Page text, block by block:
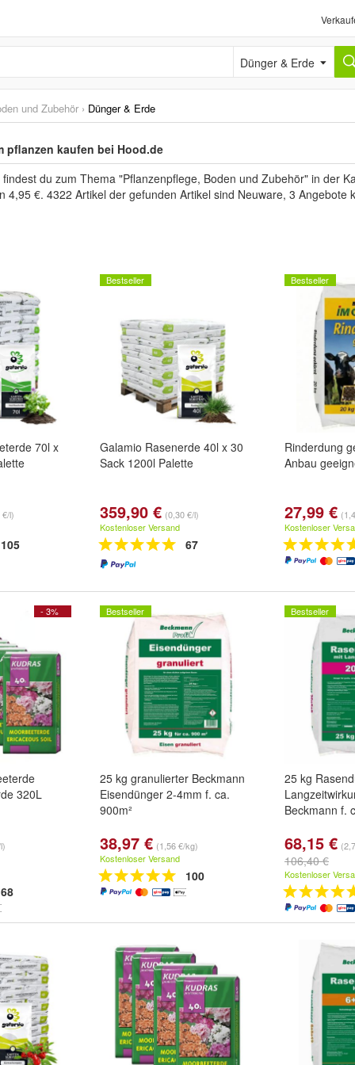
Dünger & Erde
und Zubehör › Dünger & Erde
pflanzen kaufen bei Hood.de
du zum Thema "Pflanzenpflege, Boden und Zubehör" in der
4,95 €. 4322 Artikel der gefunden Artikel sind Neuware, 3 Angebote
70l x
l)
105
Bestseller
Galamio Rasenerde 40l x 30
Sack 1200l Palette
359,90 € (0,30 €/l)
Kostenloser Versand
67
Bestseller
Rinderdung
Anbau
27,99 €
Kostenloser
- 3%
320L
68
Bestseller
25 kg granulierter Beckmann
Eisendünger 2-4mm f. ca.
900m²
38,97 € (1,56 €/kg)
Kostenloser Versand
100
Bestseller
25 kg
Beckmann f.
68,15 €
106,40 €
Kostenloser